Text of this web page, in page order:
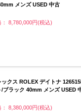
メンズ USED 中古
： 8,780,000円(税込)
ックス ROLEX デイトナ
/ブラック 40mm メンズ USED
： 8,380,000円(税込)